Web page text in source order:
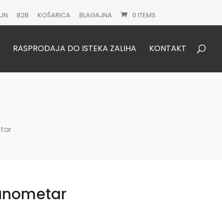
B2B KOŠARICA BLAGAJNA 0 ITEMS
RASPRODAJA DO ISTEKA ZALIHA KONTAKT
Products